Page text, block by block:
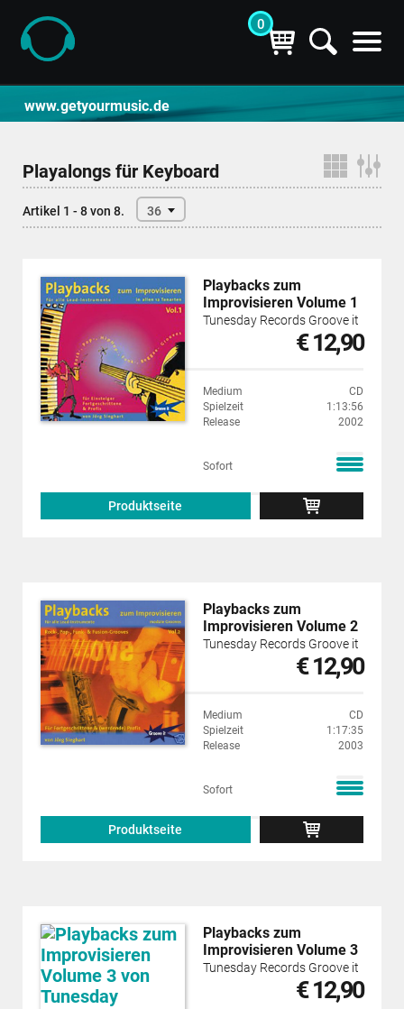
0
www.getyourmusic.de
Playalongs für Keyboard
Artikel 1 - 8 von 8. 36
Playbacks zum
Improvisieren Volume 1
Tunesday Records Groove it
€ 12,90
Medium
CD
Spielzeit
1:13:56
Release
2002
Sofort
Produktseite
Playbacks zum
Improvisieren Volume 2
Tunesday Records Groove it
€ 12,90
Medium
CD
Spielzeit
1:17:35
Release
2003
Sofort
Produktseite
Playbacks zum
Improvisieren Volume 3
Tunesday Records Groove it
€ 12,90